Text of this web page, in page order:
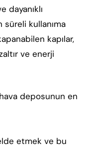
dayanıklı
kullanıma
kapılar,
ve enerji
deposunun en
etmek ve bu